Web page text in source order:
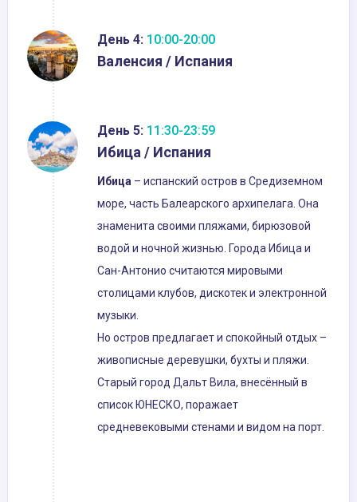
День 4: 10:00-20:00
Валенсия / Испания
День 5: 11:30-23:59
Ибица / Испания
Ибица – испанский остров в Средиземном
море, часть Балеарского архипелага. Она
знаменита своими пляжами, бирюзовой
водой и ночной жизнью. Города Ибица и
Сан-Антонио считаются мировыми
столицами клубов, дискотек и электронной
музыки.
Но остров предлагает и спокойный отдых –
живописные деревушки, бухты и пляжи.
Старый город Дальт Вила, внесённый в
список ЮНЕСКО, поражает
средневековыми стенами и видом на порт.